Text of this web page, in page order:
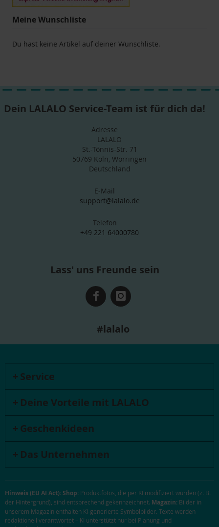
Meine Wunschliste
Du hast keine Artikel auf deiner Wunschliste.
Dein LALALO Service-Team ist für dich da!
Adresse
LALALO
St.-Tönnis-Str. 71
50769 Köln, Worringen
Deutschland
E-Mail
support@lalalo.de
Telefon
+49 221 64000780
Lass' uns Freunde sein
#lalalo
Service
Deine Vorteile mit LALALO
Geschenkideen
Das Unternehmen
Hinweis (EU AI Act):Shop: Produktfotos, die per KI modifiziert wurden (z. B.
der Hintergrund), sind entsprechend gekennzeichnet. Magazin: Bilder in
unserem Magazin enthalten KI-generierte Symbolbilder. Texte werden
redaktionell verantwortet – KI unterstützt nur bei Planung und